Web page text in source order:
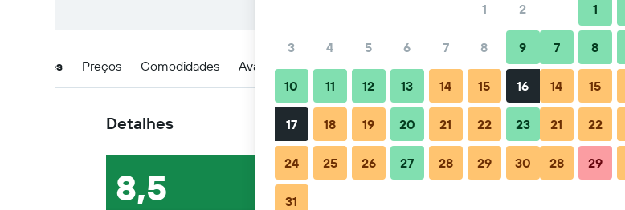
Detalhes Preços Comodidades Avaliações Localização Dicas e Perguntas frequentes
Detalhes
8,5
1 2
3 4 5 6 7 8 9
10 11 12 13 14 15 16
17 18 19 20 21 22 23
24 25 26 27 28 29 30
31
1
7 8
14 15
21 22
28 29